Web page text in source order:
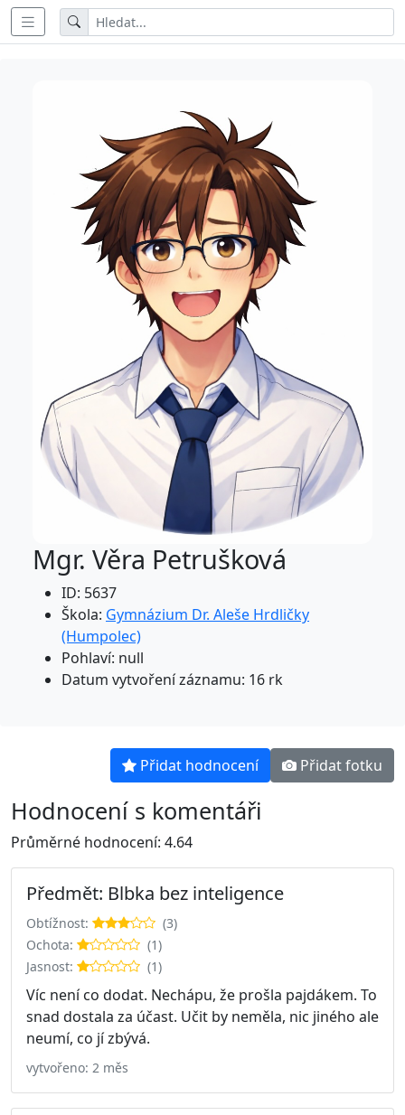
Mgr. Věra Petrušková
ID: 5637
Škola: Gymnázium Dr. Aleše Hrdličky
(Humpolec)
Pohlaví: null
Datum vytvoření záznamu: 16 rk
Přidat hodnocení Přidat fotku
Hodnocení s komentáři
Průměrné hodnocení: 4.64
Předmět: Blbka bez inteligence
Obtížnost:
(3)
Ochota:
(1)
Jasnost:
(1)
Víc není co dodat. Nechápu, že prošla pajdákem. To
snad dostala za účast. Učit by neměla, nic jiného ale
neumí, co jí zbývá.
vytvořeno: 2 měs